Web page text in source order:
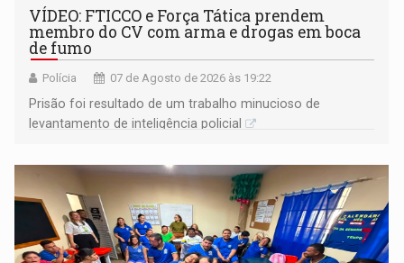
VÍDEO: FTICCO e Força Tática prendem
membro do CV com arma e drogas em boca
de fumo
Polícia 07 de Agosto de 2026 às 19:22
Prisão foi resultado de um trabalho minucioso de
levantamento de inteligência policial